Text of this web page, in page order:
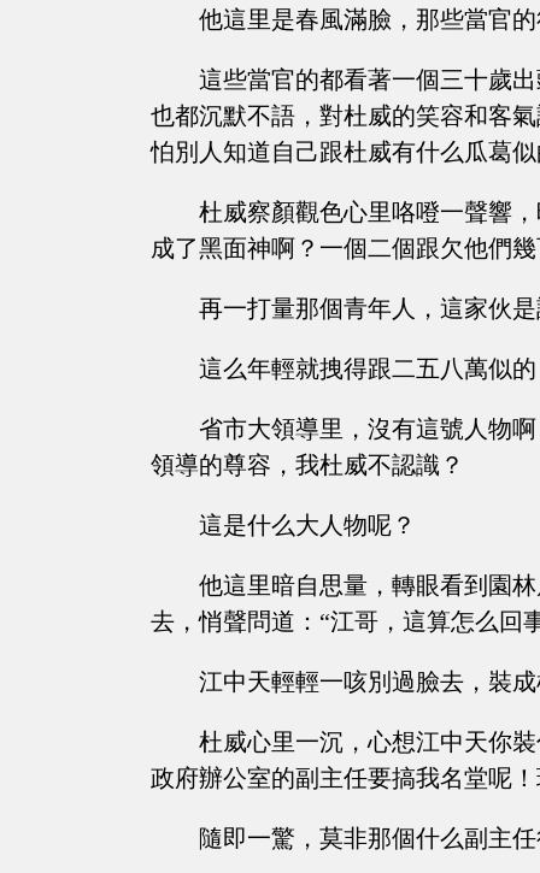
他這里是春風滿臉，那些當官
這些當官的都看著一個三十歲
也都沉默不語，對杜威的笑容和客
怕別人知道自己跟杜威有什么瓜葛
杜威察顏觀色心里咯噔一聲響
成了黑面神啊？一個二個跟欠他們
再一打量那個青年人，這家伙
這么年輕就拽得跟二五八萬似
省市大領導里，沒有這號人物
領導的尊容，我杜威不認識？
這是什么大人物呢？
他這里暗自思量，轉眼看到園
去，悄聲問道：“江哥，這算怎么回
江中天輕輕一咳別過臉去，裝
杜威心里一沉，心想江中天你
政府辦公室的副主任要搞我名堂呢
隨即一驚，莫非那個什么副主